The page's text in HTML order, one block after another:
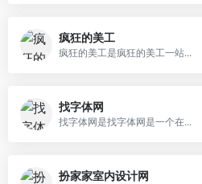
疯狂的美工
疯狂的美工是疯狂的美工一站...
找字体网
找字体网是找字体网是一个在...
扮家家室内设计网